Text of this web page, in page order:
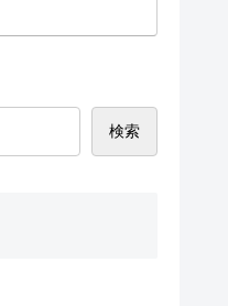
検索